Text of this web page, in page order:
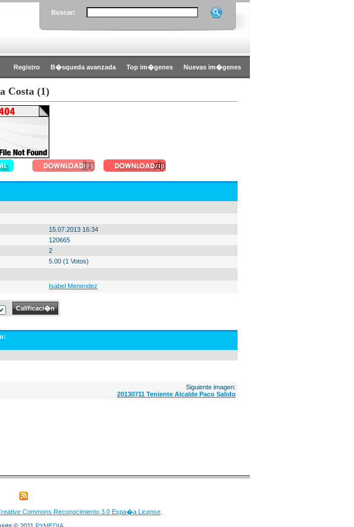
Buscar:
Registro B�squeda avanzada Top im�genes Nuevas im�genes
Costa (1)
15.07.2013 16:34
120665
2
5.00 (1 Votos)
Isabel Menendez
Siguiente imagen:
20130711 Teniente Alcalde Paco Salido
Commons Reconocimiento 3.0 Espa�a License